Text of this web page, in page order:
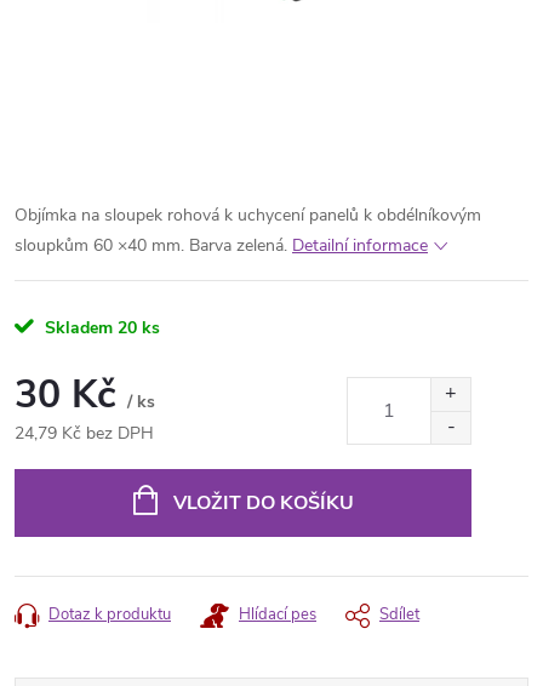
Objímka na sloupek rohová k uchycení panelů k obdélníkovým
sloupkům 60 ×40 mm. Barva zelená. Detailní informace
Skladem 20 ks
30 Kč / ks
24,79 Kč bez DPH
VLOŽIT DO KOŠÍKU
Dotaz k produktu Hlídací pes Sdílet